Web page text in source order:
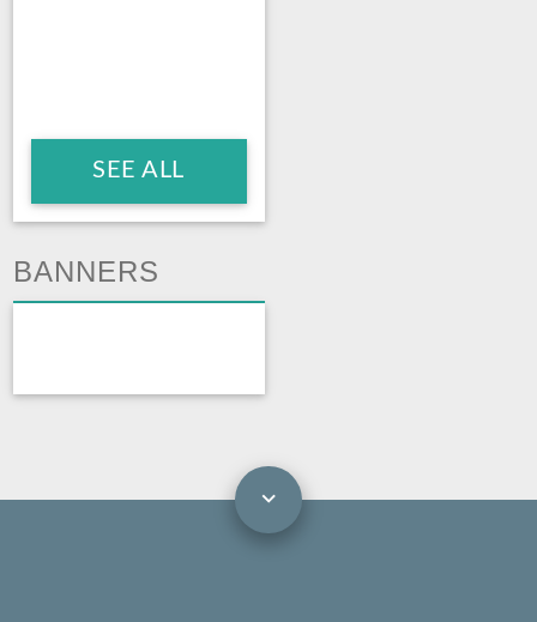
SEE ALL
BANNERS